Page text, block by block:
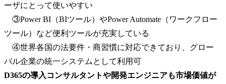
ーザにとって使いやすい
③Power BI（BIツール）やPower Automate（ワークフロー
ツール）など便利ツールが充実している
④世界各国の法要件・商習慣に対応できており、グロー
D365の導入コンサルタントや開発エンジニアも市場価値が